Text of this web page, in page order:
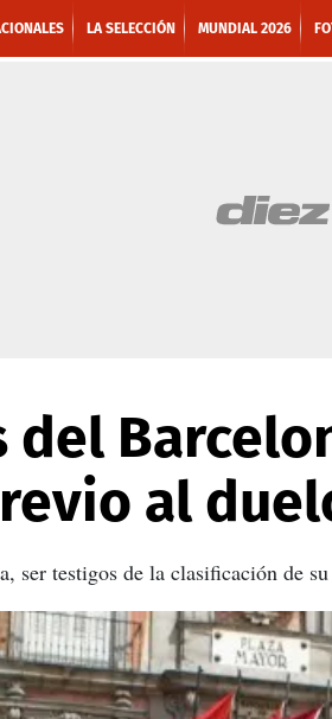
LA SELECCIÓN MUNDIAL 2026
al
ser testigos de la clasificación de